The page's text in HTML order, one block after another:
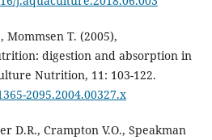
T. (2005),
digestion and absorption in
Nutrition, 11: 103-122.
2095.2004.00327.x
D.R., Crampton V.O., Speakman